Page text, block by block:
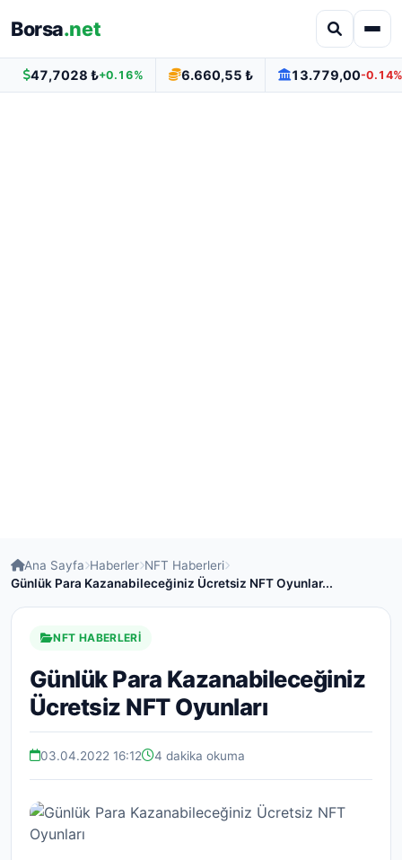
Borsa.net
47,7028 ₺+0.16% 6.660,55 ₺ 13.779,00-0.14%
Ana Sayfa Haberler NFT Haberleri
Günlük Para Kazanabileceğiniz Ücretsiz NFT Oyunlar...
NFT HABERLERI
Günlük Para Kazanabileceğiniz
Ücretsiz NFT Oyunları
03.04.2022 16:12 4 dakika okuma